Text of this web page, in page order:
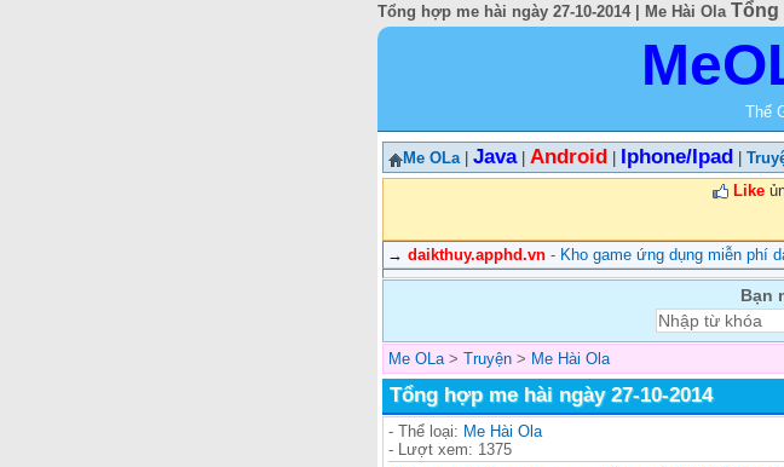
Tổng hợp me hài ngày 27-10-2014 | Me Hài Ola Tổng
Thế
Me OLa| Java| Android Iphone/Ipad
Like
→ daikthuy.apphd.vn - Kho game ứng dụng miễn phí
Bạn
Me OLa> Truyện > Me Hài Ola
Tổng hợp me hài ngày 27-10-2014
- Thể loại: Me Hài Ola
- Lượt xem: 1375